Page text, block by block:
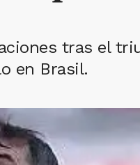
tras el
en Brasil.